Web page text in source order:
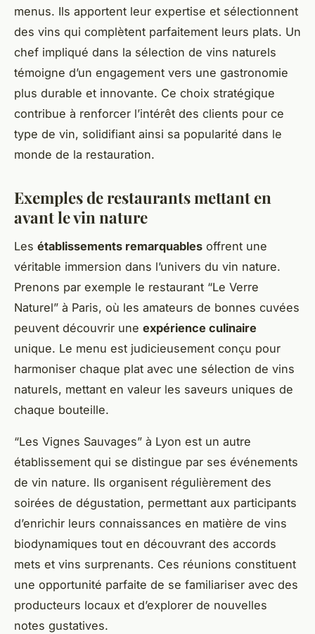
menus. Ils apportent leur expertise et sélectionnent
des vins qui complètent parfaitement leurs plats. Un
chef impliqué dans la sélection de vins naturels
témoigne d’un engagement vers une gastronomie
plus durable et innovante. Ce choix stratégique
contribue à renforcer l’intérêt des clients pour ce
type de vin, solidifiant ainsi sa popularité dans le
monde de la restauration.
Exemples de restaurants mettant en
avant le vin nature
Les établissements remarquables offrent une
véritable immersion dans l’univers du vin nature.
Prenons par exemple le restaurant “Le Verre
Naturel” à Paris, où les amateurs de bonnes cuvées
peuvent découvrir une expérience culinaire
unique. Le menu est judicieusement conçu pour
harmoniser chaque plat avec une sélection de vins
naturels, mettant en valeur les saveurs uniques de
chaque bouteille.
“Les Vignes Sauvages” à Lyon est un autre
établissement qui se distingue par ses événements
de vin nature. Ils organisent régulièrement des
soirées de dégustation, permettant aux participants
d’enrichir leurs connaissances en matière de vins
biodynamiques tout en découvrant des accords
mets et vins surprenants. Ces réunions constituent
une opportunité parfaite de se familiariser avec des
producteurs locaux et d’explorer de nouvelles
notes gustatives.